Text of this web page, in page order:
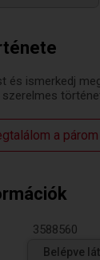
és ismerkedj
szerelmes
a párom
3588560
Belépve